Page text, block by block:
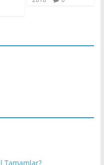
Tamamlar?